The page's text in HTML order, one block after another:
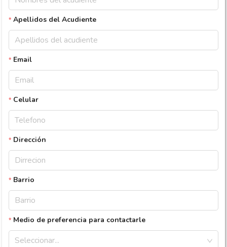
Apellidos del Acudiente
Email
Celular
Dirección
Barrio
Medio de preferencia para contactarle
Seleccionar...